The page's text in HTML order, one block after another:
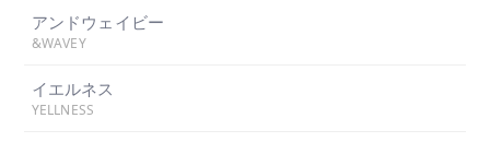
アンドウェイビー
&WAVEY
イエルネス
YELLNESS